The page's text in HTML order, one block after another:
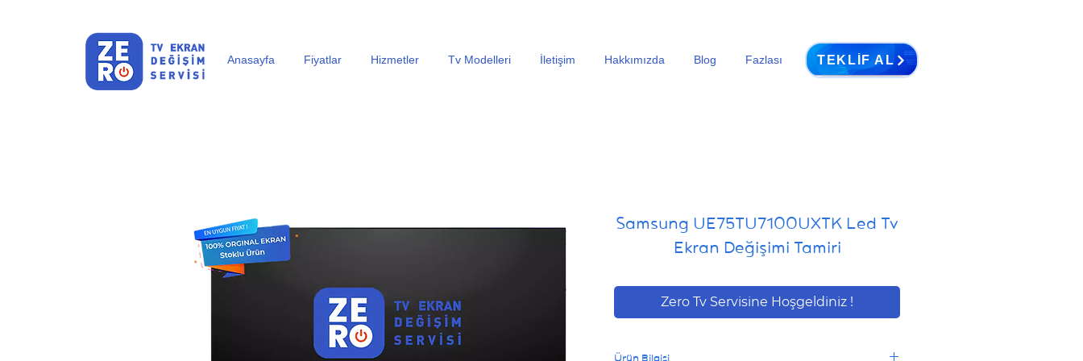
TEKLIF AL
Anasayfa Fiyatlar Hizmetler Tv Modelleri İletişim Hakkımızda Blog Fazlası
Samsung UE75TU7100UXTK Led Tv
Ekran Değişimi Tamiri
Zero Tv Servisine Hoşgeldiniz !